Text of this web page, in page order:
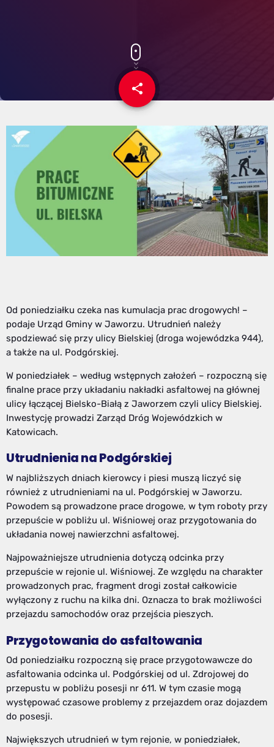
share
email
Od poniedziałku czeka nas kumulacja prac drogowych! –
podaje Urząd Gminy w Jaworzu. Utrudnień należy
spodziewać się przy ulicy Bielskiej (droga wojewódzka 944),
a także na ul. Podgórskiej.
W poniedziałek – według wstępnych założeń – rozpoczną się
finalne prace przy układaniu nakładki asfaltowej na głównej
ulicy łączącej Bielsko-Białą z Jaworzem czyli ulicy Bielskiej.
Inwestycję prowadzi Zarząd Dróg Wojewódzkich w
Katowicach.
Utrudnienia na Podgórskiej
W najbliższych dniach kierowcy i piesi muszą liczyć się
również z utrudnieniami na ul. Podgórskiej w Jaworzu.
Powodem są prowadzone prace drogowe, w tym roboty przy
przepuście w pobliżu ul. Wiśniowej oraz przygotowania do
układania nowej nawierzchni asfaltowej.
Najpoważniejsze utrudnienia dotyczą odcinka przy
przepuście w rejonie ul. Wiśniowej. Ze względu na charakter
prowadzonych prac, fragment drogi został całkowicie
wyłączony z ruchu na kilka dni. Oznacza to brak możliwości
przejazdu samochodów oraz przejścia pieszych.
Przygotowania do asfaltowania
Od poniedziałku rozpoczną się prace przygotowawcze do
asfaltowania odcinka ul. Podgórskiej od ul. Zdrojowej do
przepustu w pobliżu posesji nr 611. W tym czasie mogą
występować czasowe problemy z przejazdem oraz dojazdem
do posesji.
Największych utrudnień w tym rejonie, w poniedziałek,